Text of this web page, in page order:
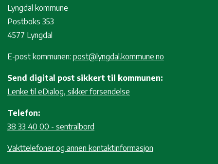
Lyngdal kommune
Postboks 353
4577 Lyngdal
E-post kommunen: post@lyngdal.kommune.no
Send digital post sikkert til kommunen:
Lenke til eDialog, sikker forsendelse
Telefon:
38 33 40 00 - sentralbord
Vakttelefoner og annen kontaktinformasjon